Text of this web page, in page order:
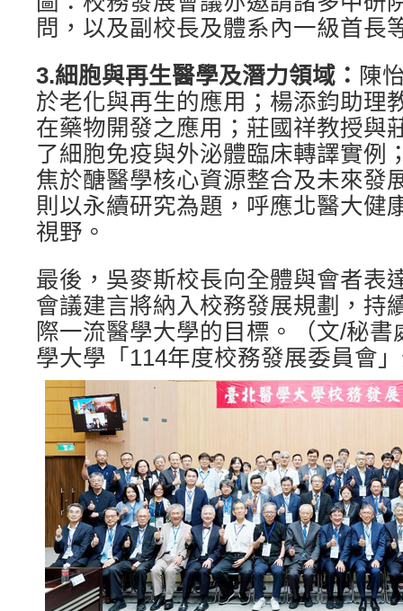
問，以及副校長及體系內一級首長
3.細胞與再生醫學及潛力領域： 陳
於老化與再生的應用；楊添鈞助理
在藥物開發之應用；莊國祥教授與
了細胞免疫與外泌體臨床轉譯實例
焦於醣醫學核心資源整合及未來發
則以永續研究為題，呼應北醫大健
視野。
最後，吳麥斯校長向全體與會者表
會議建言將納入校務發展規劃，持
際一流醫學大學的目標。（文/秘
學大學「114年度校務發展委員會